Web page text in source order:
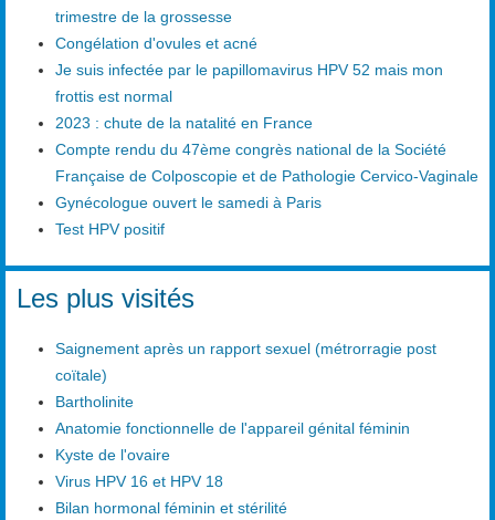
trimestre de la grossesse
Congélation d'ovules et acné
Je suis infectée par le papillomavirus HPV 52 mais mon
frottis est normal
2023 : chute de la natalité en France
Compte rendu du 47ème congrès national de la Société
Française de Colposcopie et de Pathologie Cervico-Vaginale
Gynécologue ouvert le samedi à Paris
Test HPV positif
Les plus visités
Saignement après un rapport sexuel (métrorragie post
coïtale)
Bartholinite
Anatomie fonctionnelle de l'appareil génital féminin
Kyste de l'ovaire
Virus HPV 16 et HPV 18
Bilan hormonal féminin et stérilité